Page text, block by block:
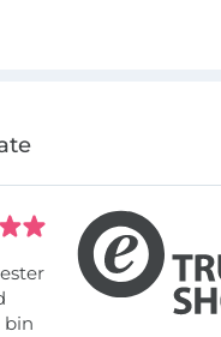
bin